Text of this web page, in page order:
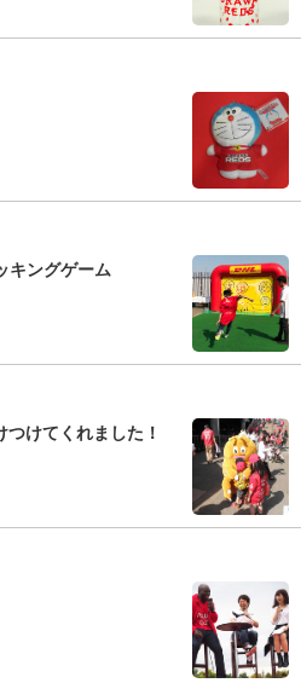
キングゲーム
つけてくれました！